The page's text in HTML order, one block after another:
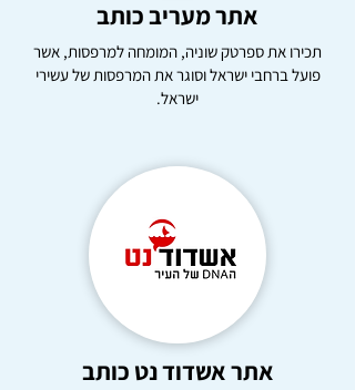
אתר מעריב כותב
תכירו את ספרטק שוניה, המומחה למרפסות, אשר
פועל ברחבי ישראל וסוגר את המרפסות של עשירי
ישראל.
אתר אשדוד נט כותב